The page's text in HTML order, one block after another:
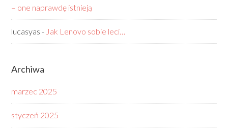
– one naprawdę istnieją
lucasyas - Jak Lenovo sobie leci…
Archiwa
marzec 2025
styczeń 2025